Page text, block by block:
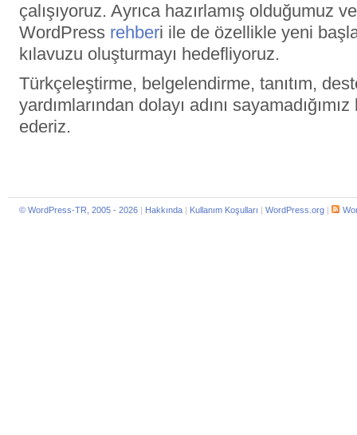
çalışıyoruz. Ayrıca hazırlamış olduğumuz
WordPress rehberi ile de özellikle yeni
kılavuzu oluşturmayı hedefliyoruz.
Türkçeleştirme, belgelendirme, tanıtım,
yardımlarından dolayı adını
ederiz.
© WordPress-TR, 2005 - 2026 | Hakkında | Kullanım Koşulları | WordPress.org |